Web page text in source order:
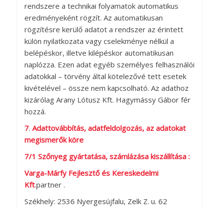
rendszere a technikai folyamatok automatikus
eredményeként rögzít. Az automatikusan
rögzítésre kerülő adatot a rendszer az érintett
külön nyilatkozata vagy cselekménye nélkül a
belépéskor, illetve kilépéskor automatikusan
naplózza. Ezen adat egyéb személyes felhasználói
adatokkal – törvény által kötelezővé tett esetek
kivételével – össze nem kapcsolható. Az adathoz
kizárólag Arany Lótusz Kft. Hagymássy Gábor fér
hozzá.
7. Adattovábbítás, adatfeldolgozás, az adatokat
megismerők köre
7/1 Szőnyeg gyártatása, számlázása kiszállítása :
Varga-Márfy Fejlesztő és Kereskedelmi
Kft.partner .
Székhely: 2536 Nyergesújfalu, Zelk Z. u. 62